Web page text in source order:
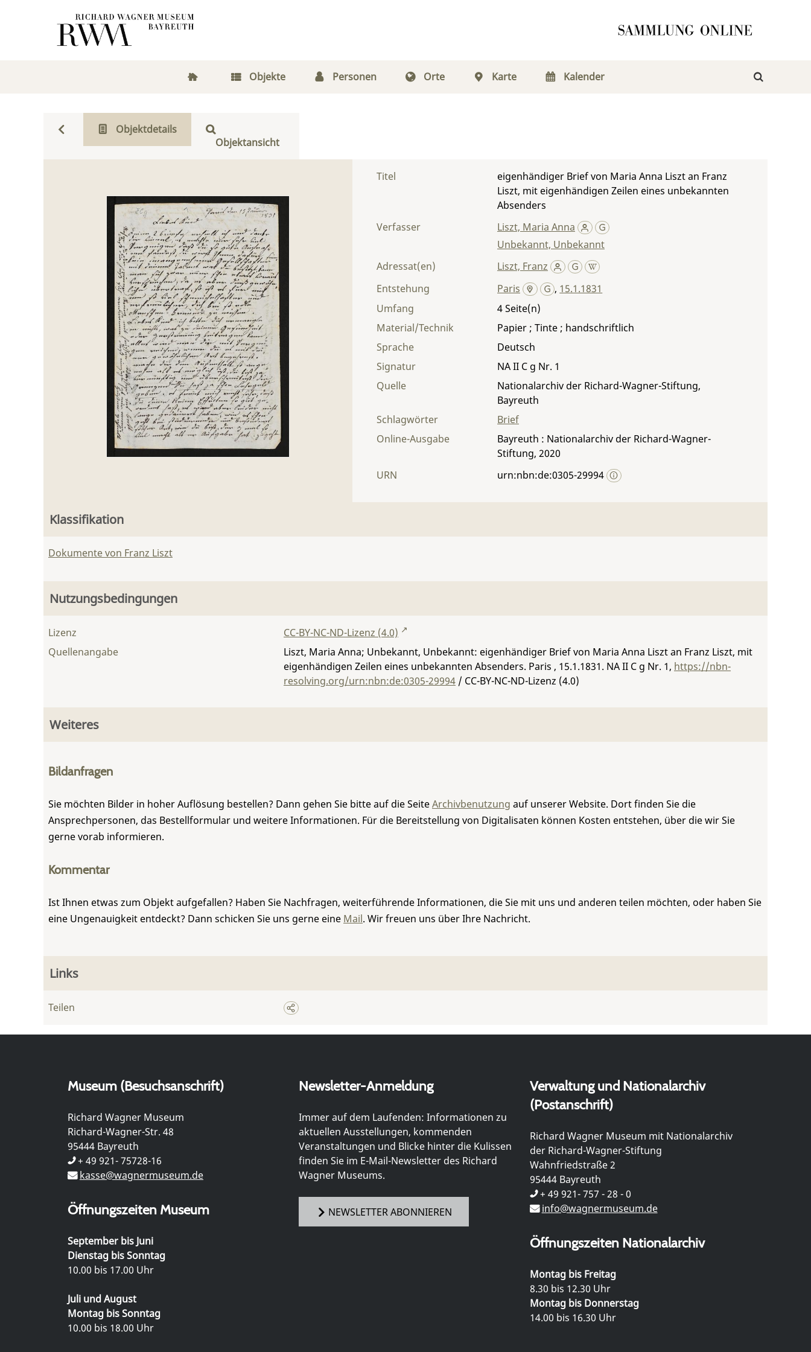
Objekte Personen Orte Karte Kalender
Objektdetails
Objektansicht
Titel
eigenhändiger Brief von Maria Anna Liszt an Franz
Liszt, mit eigenhändigen Zeilen eines unbekannten
Absenders
Verfasser
Liszt, Maria Anna
Unbekannt, Unbekannt
Adressat(en)
Liszt, Franz
Entstehung
Paris , 15.1.1831
Umfang
4
Material/Technik
Papier ; Tinte ; handschriftlich
Sprache
Deutsch
Signatur
NA II C g Nr. 1
Quelle
Nationalarchiv der Richard-Wagner-Stiftung,
Bayreuth
Schlagwörter
Brief
Online-Ausgabe
Bayreuth : Nationalarchiv der Richard-Wagner-
Stiftung, 2020
URN
urn:nbn:de:0305-29994
Klassifikation
Dokumente von Franz Liszt
Nutzungsbedingungen
Lizenz
CC-BY-NC-ND-Lizenz (4.0)
Quellenangabe
Liszt, Maria Anna; Unbekannt, Unbekannt: eigenhändiger Brief von Maria Anna Liszt an Franz Liszt, mit
eigenhändigen Zeilen eines unbekannten Absenders. Paris , 15.1.1831. NA II C g Nr. 1, https://nbn-
resolving.org/urn:nbn:de:0305-29994 / CC-BY-NC-ND-Lizenz (4.0)
Weiteres
Bildanfragen
Sie möchten Bilder in hoher Auflösung bestellen? Dann gehen Sie bitte auf die SeiteArchivbenutzung auf unserer Website. Dort finden Sie die
Ansprechpersonen, das Bestellformular und weitere Informationen. Für die Bereitstellung von Digitalisaten können Kosten entstehen, über die wir Sie
gerne vorab informieren.
Kommentar
Ist Ihnen etwas zum Objekt aufgefallen? Haben Sie Nachfragen, weiterführende Informationen, die Sie mit uns und anderen teilen möchten, oder haben Sie
eine Ungenauigkeit entdeckt? Dann schicken Sie uns gerne eine Mail. Wir freuen uns über Ihre Nachricht.
Links
Teilen
Museum (Besuchsanschrift)
Richard Wagner Museum
Richard-Wagner-Str. 48
95444 Bayreuth
+ 49 921- 75728-16
kasse@wagnermuseum.de
Öffnungszeiten Museum
September bis Juni
Dienstag bis Sonntag
10.00 bis 17.00 Uhr
Juli und August
Montag bis Sonntag
10.00 bis 18.00 Uhr
Newsletter-Anmeldung
Immer auf dem Laufenden: Informationen zu
aktuellen Ausstellungen, kommenden
Veranstaltungen und Blicke hinter die Kulissen
finden Sie im E-Mail-Newsletter des Richard
Wagner Museums.
NEWSLETTER ABONNIEREN
Verwaltung und Nationalarchiv
(Postanschrift)
Richard Wagner Museum mit Nationalarchiv
der Richard-Wagner-Stiftung
Wahnfriedstraße 2
95444 Bayreuth
+ 49 921- 757 - 28 - 0
info@wagnermuseum.de
Öffnungszeiten Nationalarchiv
Montag bis Freitag
8.30 bis 12.30 Uhr
Montag bis Donnerstag
14.00 bis 16.30 Uhr